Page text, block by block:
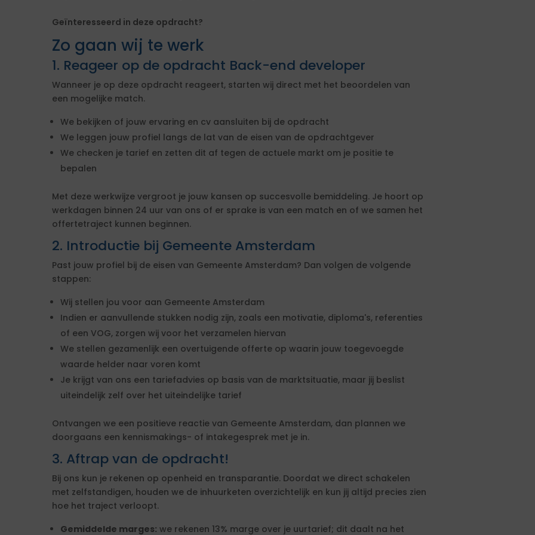
Geïnteresseerd in deze opdracht?
Zo gaan wij te werk
1. Reageer op de opdracht Back-end developer
Wanneer je op deze opdracht reageert, starten wij direct met het beoordelen van
een mogelijke match.
We bekijken of jouw ervaring en cv aansluiten bij de opdracht
We leggen jouw profiel langs de lat van de eisen van de opdrachtgever
We checken je tarief en zetten dit af tegen de actuele markt om je positie te
bepalen
Met deze werkwijze vergroot je jouw kansen op succesvolle bemiddeling. Je hoort op
werkdagen binnen 24 uur van ons of er sprake is van een match en of we samen het
offertetraject kunnen beginnen.
2. Introductie bij Gemeente Amsterdam
Past jouw profiel bij de eisen van Gemeente Amsterdam? Dan volgen de volgende
stappen:
Wij stellen jou voor aan Gemeente Amsterdam
Indien er aanvullende stukken nodig zijn, zoals een motivatie, diploma's, referenties
of een VOG, zorgen wij voor het verzamelen hiervan
We stellen gezamenlijk een overtuigende offerte op waarin jouw toegevoegde
waarde helder naar voren komt
Je krijgt van ons een tariefadvies op basis van de marktsituatie, maar jij beslist
uiteindelijk zelf over het uiteindelijke tarief
Ontvangen we een positieve reactie van Gemeente Amsterdam, dan plannen we
doorgaans een kennismakings- of intakegesprek met je in.
3. Aftrap van de opdracht!
Bij ons kun je rekenen op openheid en transparantie. Doordat we direct schakelen
met zelfstandigen, houden we de inhuurketen overzichtelijk en kun jij altijd precies zien
hoe het traject verloopt.
Gemiddelde marges: we rekenen 13% marge over je uurtarief; dit daalt na het